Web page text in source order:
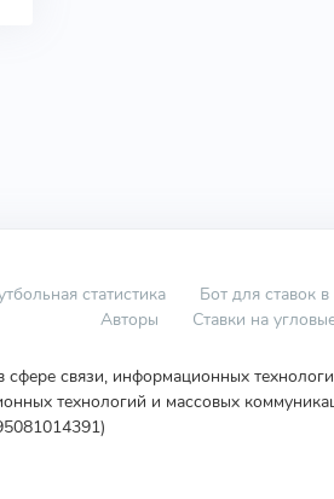
статистика Бот для ставок
Авторы
Ставки на
связи, информационных
технологий и массовых